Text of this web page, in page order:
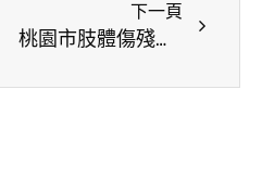
下一頁
桃園市肢體傷殘協進會 重視身障者「終生福利」與「生活」